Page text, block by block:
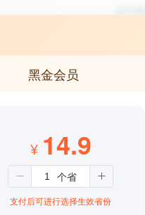
黑金会员
¥ 14.9
支付后可进行选择生效省份